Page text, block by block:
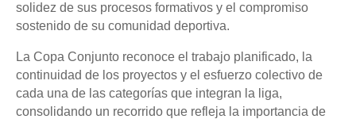
solidez de sus procesos formativos y el compromiso
sostenido de su comunidad deportiva.
La Copa Conjunto reconoce el trabajo planificado, la
continuidad de los proyectos y el esfuerzo colectivo de
cada una de las categorías que integran la liga,
consolidando un recorrido que refleja la importancia de